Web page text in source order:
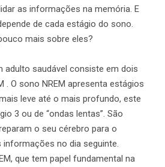
as informações na memória. E
de cada estágio do sono.
mais sobre eles?
adulto saudável consiste em dois
. O sono NREM apresenta estágios
leve até o mais profundo, este
3 ou de “ondas lentas”. São
o seu cérebro para o
informações no dia seguinte.
que tem papel fundamental na